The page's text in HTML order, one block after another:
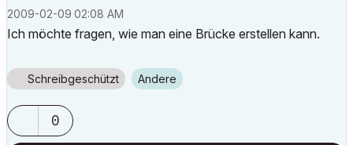
‎2009-02-09 02:08 AM
Ich möchte fragen, wie man eine Brücke erstellen kann.
Schreibgeschützt Andere
0